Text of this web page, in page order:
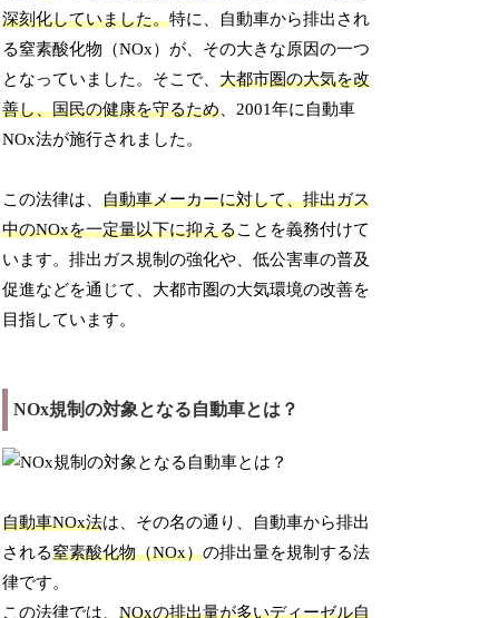
深刻化していました。特に、自動車から排出され
る窒素酸化物（NOx）が、その大きな原因の一つ
となっていました。そこで、大都市圏の大気を改
善し、国民の健康を守るため 、2001年に自動車
NOx法が施行されました。
この法律は、自動車メーカーに対して、排出ガス
中のNOxを一定量以下に抑えることを義務付けて
います。排出ガス規制の強化や、低公害車の普及
促進などを通じて、大都市圏の大気環境の改善を
目指しています。
NOx規制の対象となる自動車とは？
自動車NOx法は、その名の通り、自動車から排出
される窒素酸化物（NOx）の排出量を規制する法
律です。
この法律では、NOxの排出量が多いディーゼル自